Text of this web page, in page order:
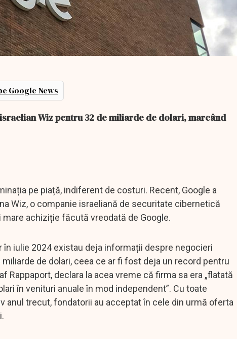
Google News
Wiz pentru 32 de miliarde de dolari, marcând
pe piață, indiferent de costuri. Recent, Google a
Wiz, o companie israeliană de securitate cibernetică
achiziție făcută vreodată de Google.
iulie 2024 existau deja informații despre negocieri
de dolari, ceea ce ar fi fost deja un record pentru
declara la acea vreme că firma sa era „flatată
în venituri anuale în mod independent”. Cu toate
anul trecut, fondatorii au acceptat în cele din urmă oferta